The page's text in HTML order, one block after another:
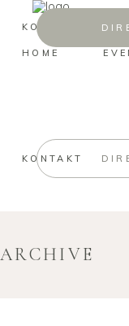
HOME
KONTAKT
KONTAKT
ARCHIVE